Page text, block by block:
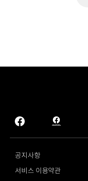
facebook
hmg
journal
공지사항
서비스 이용약관